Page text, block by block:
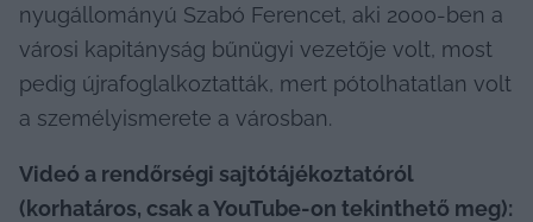
nyugállományú Szabó Ferencet, aki 2000-ben a
városi kapitányság bűnügyi vezetője volt, most
pedig újrafoglalkoztatták, mert pótolhatatlan volt
a személyismerete a városban.
Videó a rendőrségi sajtótájékoztatóról
(korhatáros, csak a YouTube-on tekinthető meg):